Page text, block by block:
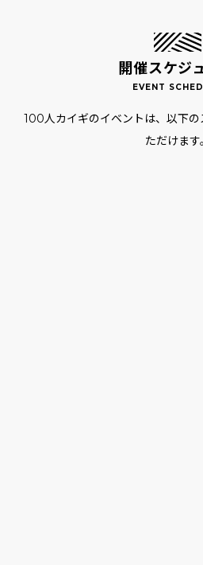
開催スケジ
100人カイギのイベントは、以下
ただけます。